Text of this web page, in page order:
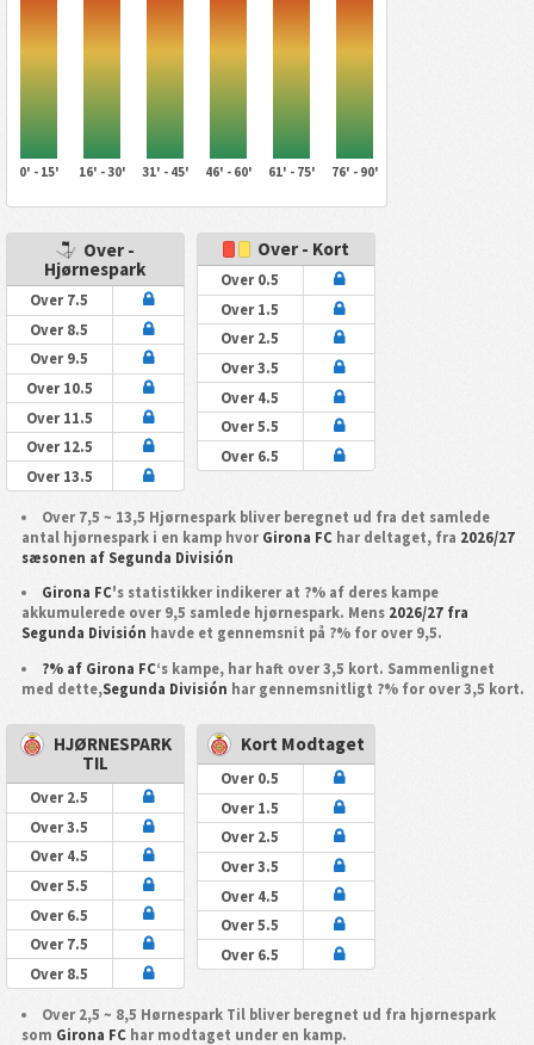
0' - 15' 16' - 30' 31' - 45' 46' - 60' 61' - 75' 76' - 90'
Over -
Hjørnespark
Over 7.5
Over 8.5
Over 9.5
Over 10.5
Over 11.5
Over 12.5
Over 13.5
Over - Kort
Over 0.5
Over 1.5
Over 2.5
Over 3.5
Over 4.5
Over 5.5
Over 6.5
Over 7,5 ~ 13,5 Hjørnespark bliver beregnet ud fra det samlede
antal hjørnespark i en kamp hvor Girona FChar deltaget, fra 2026/27
sæsonen af Segunda División
Girona FC's statistikker indikerer at ?% af deres kampe
akkumulerede over 9,5 samlede hjørnespark. Mens 2026/27 fra
Segunda División havde et gennemsnit på ?% for over 9,5.
?% af Girona FC‘s kampe, har haft over 3,5 kort. Sammenlignet
med dette,Segunda División har gennemsnitligt ?% for over 3,5 kort.
HJØRNESPARK
TIL
Over 2.5
Over 3.5
Over 4.5
Over 5.5
Over 6.5
Over 7.5
Over 8.5
Kort Modtaget
Over 0.5
Over 1.5
Over 2.5
Over 3.5
Over 4.5
Over 5.5
Over 6.5
Over 2,5 ~ 8,5 Hørnespark Til bliver beregnet ud fra hjørnespark
som Girona FChar modtaget under en kamp.